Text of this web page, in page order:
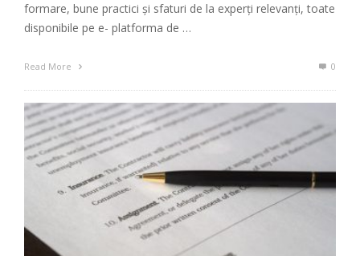
formare, bune practici și sfaturi de la experți relevanți, toate
disponibile pe e- platforma de …
Read More 0